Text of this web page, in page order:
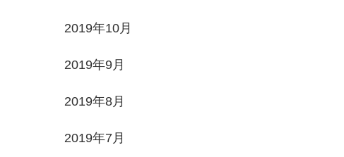
2019年10月
2019年9月
2019年8月
2019年7月